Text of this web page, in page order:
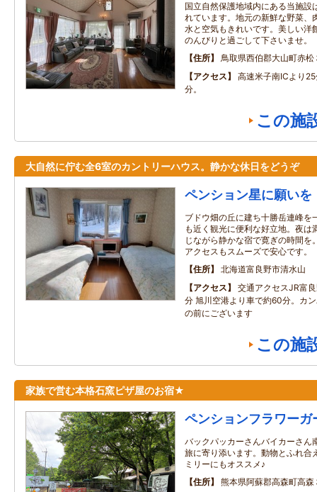
国立自然保護地域内にある当施設
れています。地元の新鮮な野菜、
水と空気もきれいです。美しい洋
のんびりと過ごして下さいませ。
住所
鳥取県西伯郡大山町赤
アクセス
高速米子南ICより
分。
この施
大自然に佇む全6室のカントリーハウス。静かな休日をどうぞ
ペンション星に願いを
ブドウ畑の丘に建ち十勝岳連峰を
も近く観光に便利な好立地。夜は
じながら静かな宿で寛ぎの時間を
アクセスもスムーズで安心です。
住所
北海道富良野市清水山
アクセス
交通アクセスJR富
分 旭川空港より車で約60分。カ
の前にございます
この施
家族で営む本格石窯ピザ屋のお宿★
ペンションフラワーガ
バックパッカーさんバイカーさん
旅に寄り添います。動物とふれ合
ミリーにもオススメ♪
住所
熊本県阿蘇郡高森町高森